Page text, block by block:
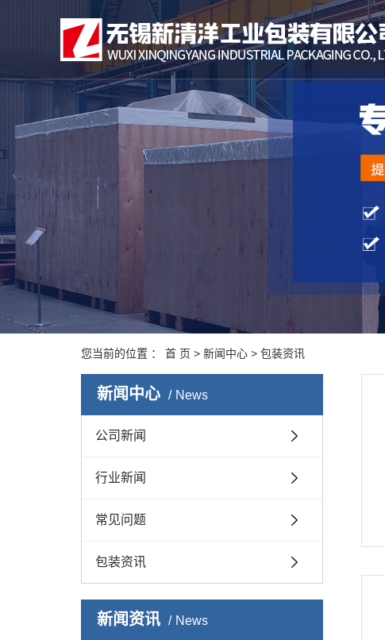
您当前的位置 ： 首 页 > 新闻中心 > 包装资讯
新闻中心 News
公司新闻
行业新闻
常见问题
包装资讯
新闻资讯 News